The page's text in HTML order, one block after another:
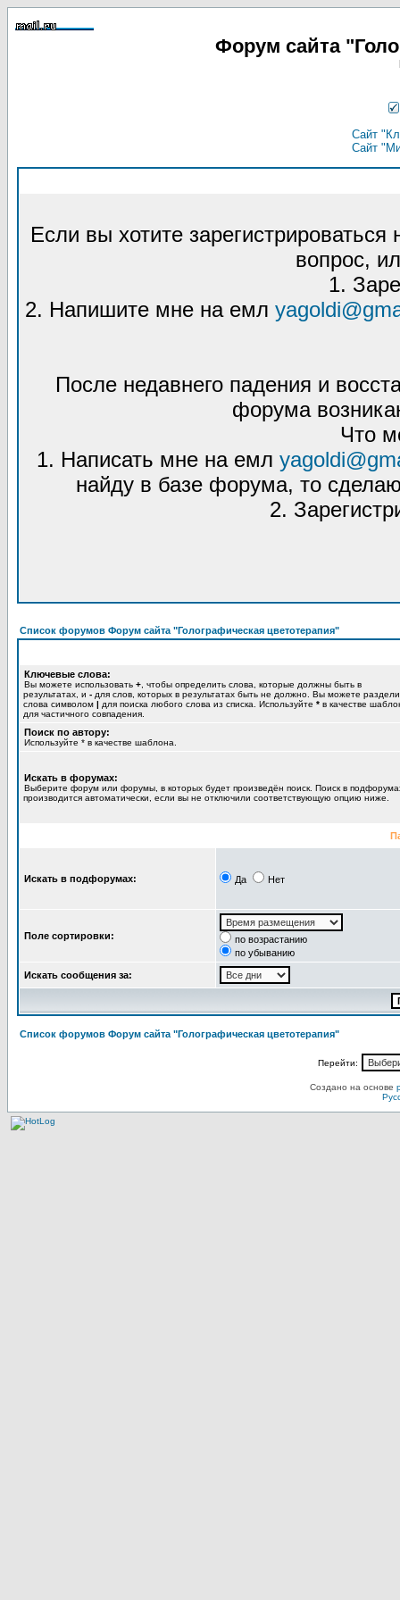
Форум сайта
Сайт
Сайт
Если вы хотите
вопрос,
1.
2. Напишите мне на емл
После недавнего падения и
форума
Что
1. Написать мне на емл
найду в базе форума, то
2.
Список форумов Форум сайта "Голографическая цветотерапия"
Ключевые слова:
Вы можете использовать + , чтобы определить слова, которые должны быть в
результатах, и - для слов, которых в результатах быть не должно. Вы можете
слова символом | для поиска любого слова из списка. Используйте * в качестве
для частичного совпадения.
Поиск по автору:
Используйте * в качестве шаблона.
Искать в форумах:
Выберите форум или форумы, в которых будет произведён поиск. Поиск в
производится автоматически, если вы не отключили соответствующую опцию ниже.
Искать в подфорумах: Да Нет
Поле сортировки:
по возрастанию
по убыванию
Искать сообщения за:
Список форумов Форум сайта "Голографическая цветотерапия"
Перейти:
Создано на основе